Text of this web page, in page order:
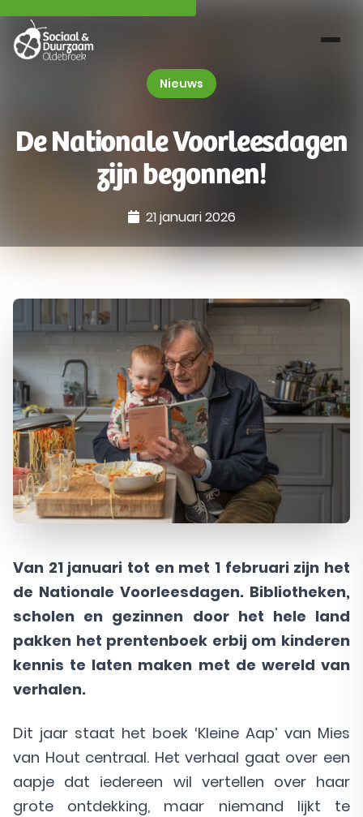
Nieuws
De Nationale Voorleesdagen
zijn begonnen!
21 januari 2026
Van 21 januari tot en met 1 februari zijn het
de Nationale Voorleesdagen. Bibliotheken,
scholen en gezinnen door het hele land
pakken het prentenboek erbij om kinderen
kennis te laten maken met de wereld van
verhalen.
Dit jaar staat het boek ‘Kleine Aap’ van Mies
van Hout centraal. Het verhaal gaat over een
aapje dat iedereen wil vertellen over haar
grote ontdekking, maar niemand lijkt te